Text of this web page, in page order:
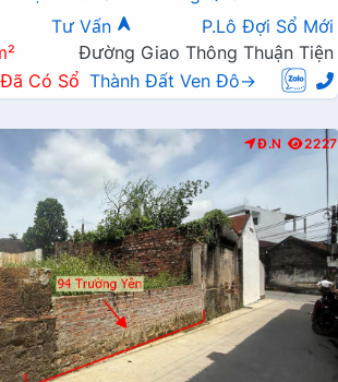
Tư Vấn
P.Lô Đợi Sổ Mới
Đường Giao Thông Thuận Tiện
Đã Có Sổ Thành Đất Ven Đô→
Đ.N 2227